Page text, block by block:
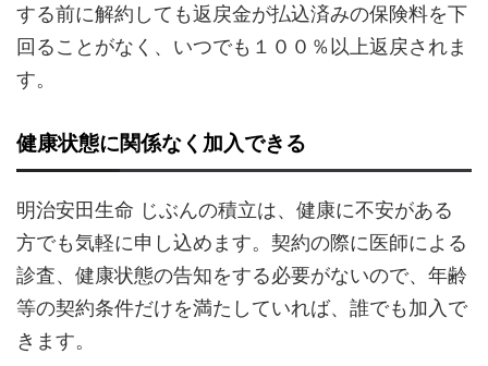
する前に解約しても返戻金が払込済みの保険料を下
回ることがなく、いつでも１００％以上返戻されま
す。
健康状態に関係なく加入できる
明治安田生命 じぶんの積立は、健康に不安がある
方でも気軽に申し込めます。契約の際に医師による
診査、健康状態の告知をする必要がないので、年齢
等の契約条件だけを満たしていれば、誰でも加入で
きます。